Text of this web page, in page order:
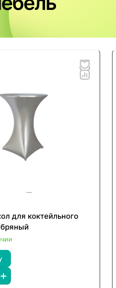
для коктейльного